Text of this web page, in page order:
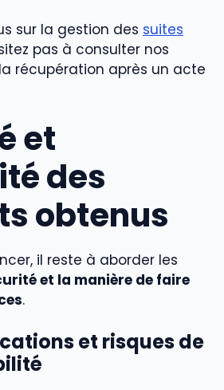
sur la gestion des suites
pas à consulter nos
récupération après un acte
et
des
obtenus
il reste à aborder les
et la manière de faire
.
et risques de